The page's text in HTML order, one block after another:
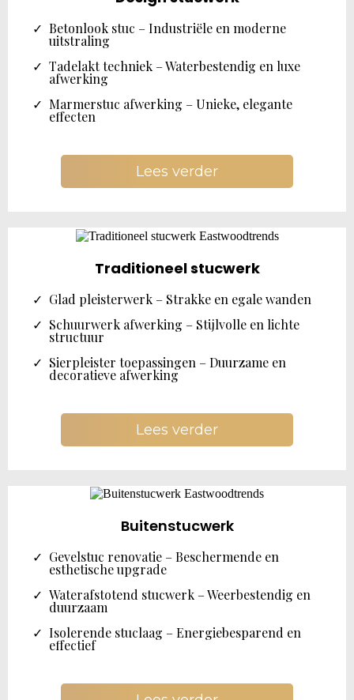
Betonlook stuc – Industriële en moderne
uitstraling
Tadelakt techniek – Waterbestendig en luxe
afwerking
Marmerstuc afwerking – Unieke, elegante
effecten
Lees verder
Traditioneel stucwerk
Glad pleisterwerk – Strakke en egale wanden
Schuurwerk afwerking – Stijlvolle en lichte
structuur
Sierpleister toepassingen – Duurzame en
decoratieve afwerking
Lees verder
Buitenstucwerk
Gevelstuc renovatie – Beschermende en
esthetische upgrade
Waterafstotend stucwerk – Weerbestendig en
duurzaam
Isolerende stuclaag – Energiebesparend en
effectief